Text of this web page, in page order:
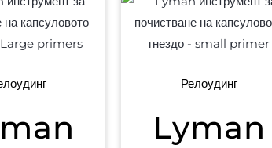
Релоудинг
Lyman